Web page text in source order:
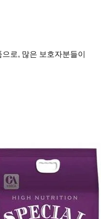
로, 많은 보호자분들이